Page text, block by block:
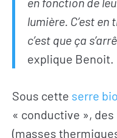
lumière. C’est en
c’est que ça
explique Benoit.
Sous cette serre
« conductive », des
(masses